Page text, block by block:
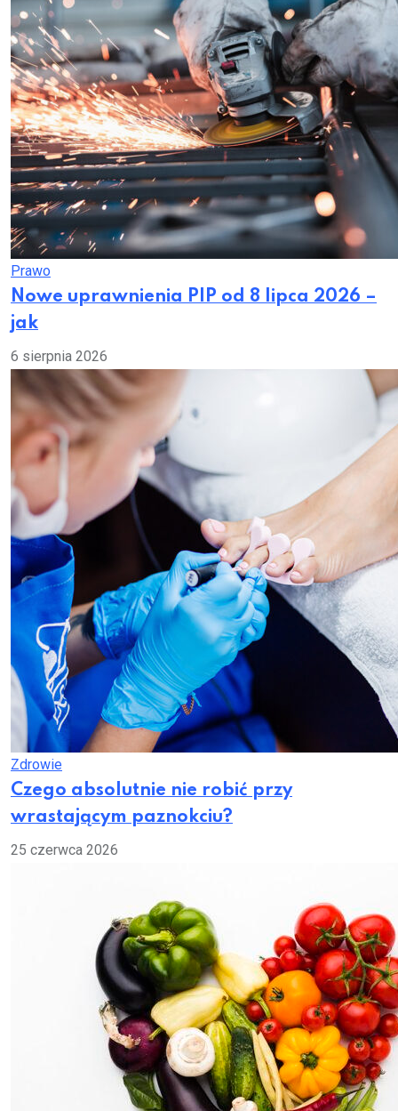
Prawo
Nowe uprawnienia PIP od 8 lipca 2026 –
jak
6 sierpnia 2026
Zdrowie
Czego absolutnie nie robić przy
wrastającym paznokciu?
25 czerwca 2026